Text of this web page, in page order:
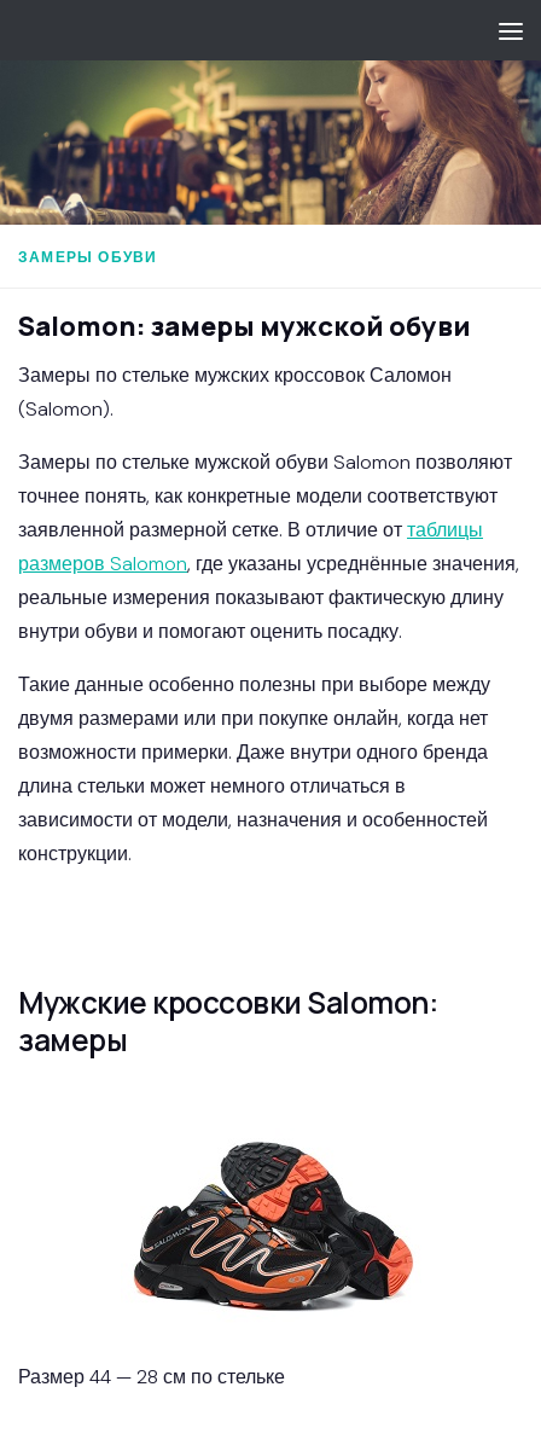
ЗАМЕРЫ ОБУВИ
Salomon: замеры мужской обуви
Замеры по стельке мужских кроссовок Саломон
(Salomon).
Замеры по стельке мужской обуви Salomon позволяют
точнее понять, как конкретные модели соответствуют
заявленной размерной сетке. В отличие оттаблицы
размеров Salomon, где указаны усреднённые значения,
реальные измерения показывают фактическую длину
внутри обуви и помогают оценить посадку.
Такие данные особенно полезны при выборе между
двумя размерами или при покупке онлайн, когда нет
возможности примерки. Даже внутри одного бренда
длина стельки может немного отличаться в
зависимости от модели, назначения и особенностей
конструкции.
Мужские кроссовки Salomon:
замеры
Размер 44 — 28 см по стельке